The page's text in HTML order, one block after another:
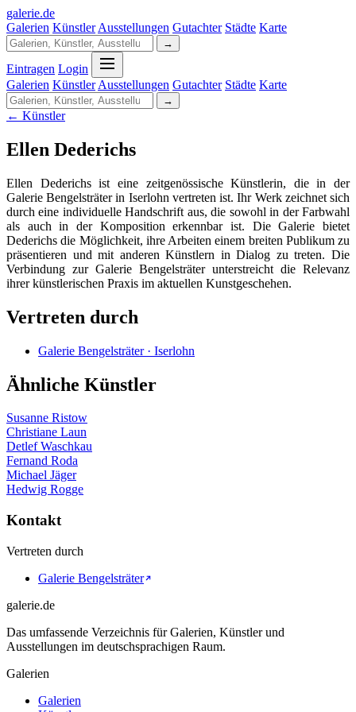
galerie.de
Galerien Künstler Ausstellungen Gutachter Städte Karte
→
Eintragen Login
Galerien Künstler Ausstellungen Gutachter Städte Karte
→
← Künstler
Ellen Dederichs
Ellen Dederichs ist eine zeitgenössische Künstlerin, die in der
Galerie Bengelsträter in Iserlohn vertreten ist. Ihr Werk zeichnet sich
durch eine individuelle Handschrift aus, die sowohl in der Farbwahl
als auch in der Komposition erkennbar ist. Die Galerie bietet
Dederichs die Möglichkeit, ihre Arbeiten einem breiten Publikum zu
präsentieren und mit anderen Künstlern in Dialog zu treten. Die
Verbindung zur Galerie Bengelsträter unterstreicht die Relevanz
ihrer künstlerischen Praxis im aktuellen Kunstgeschehen.
Vertreten durch
Galerie Bengelsträter · Iserlohn
Ähnliche Künstler
Susanne Ristow
Christiane Laun
Detlef Waschkau
Fernand Roda
Michael Jäger
Hedwig Rogge
Kontakt
Vertreten durch
Galerie Bengelsträter
galerie.de
Das umfassende Verzeichnis für Galerien, Künstler und
Ausstellungen im deutschsprachigen Raum.
Galerien
Galerien